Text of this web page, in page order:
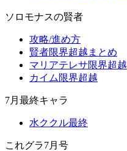
ソロモナスの賢者
攻略/進め方
賢者限界超越まとめ
マリアテレサ限界超越
カイム限界超越
7月最終キャラ
水ククル最終
これグラ7月号